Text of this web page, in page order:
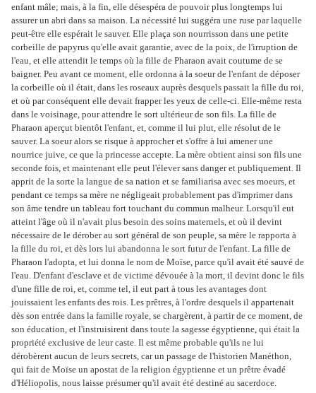
enfant mâle; mais, à la fin, elle désespéra de pouvoir plus longtemps lui
assurer un abri dans sa maison. La nécessité lui suggéra une ruse par laquelle
peut-être elle espérait le sauver. Elle plaça son nourrisson dans une petite
corbeille de papyrus qu'elle avait garantie, avec de la poix, de l'irruption de
l'eau, et elle attendit le temps où la fille de Pharaon avait coutume de se
baigner. Peu avant ce moment, elle ordonna à la soeur de l'enfant de déposer
la corbeille où il était, dans les roseaux auprès desquels passait la fille du roi,
et où par conséquent elle devait frapper les yeux de celle-ci. Elle-même resta
dans le voisinage, pour attendre le sort ultérieur de son fils. La fille de
Pharaon aperçut bientôt l'enfant, et, comme il lui plut, elle résolut de le
sauver. La soeur alors se risque à approcher et s'offre à lui amener une
nourrice juive, ce que la princesse accepte. La mère obtient ainsi son fils une
seconde fois, et maintenant elle peut l'élever sans danger et publiquement. Il
apprit de la sorte la langue de sa nation et se familiarisa avec ses moeurs, et
pendant ce temps sa mère ne négligeait probablement pas d'imprimer dans
son âme tendre un tableau fort touchant du commun malheur. Lorsqu'il eut
atteint l'âge où il n'avait plus besoin des soins maternels, et où il devint
nécessaire de le dérober au sort général de son peuple, sa mère le rapporta à
la fille du roi, et dès lors lui abandonna le sort futur de l'enfant. La fille de
Pharaon l'adopta, et lui donna le nom de Moïse, parce qu'il avait été sauvé de
l'eau. D'enfant d'esclave et de victime dévouée à la mort, il devint donc le fils
d'une fille de roi, et, comme tel, il eut part à tous les avantages dont
jouissaient les enfants des rois. Les prêtres, à l'ordre desquels il appartenait
dès son entrée dans la famille royale, se chargèrent, à partir de ce moment, de
son éducation, et l'instruisirent dans toute la sagesse égyptienne, qui était la
propriété exclusive de leur caste. Il est même probable qu'ils ne lui
dérobèrent aucun de leurs secrets, car un passage de l'historien Manéthon,
qui fait de Moïse un apostat de la religion égyptienne et un prêtre évadé
d'Héliopolis, nous laisse présumer qu'il avait été destiné au sacerdoce.